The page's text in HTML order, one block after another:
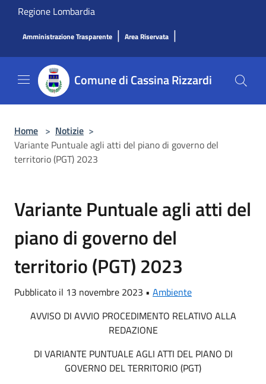
Salta al contenuto principale
Regione Lombardia
Amministrazione Trasparente | Area Riservata |
Comune di Cassina Rizzardi
Home > Notizie >
Variante Puntuale agli atti del piano di governo del
territorio (PGT) 2023
Variante Puntuale agli atti del
piano di governo del
territorio (PGT) 2023
Pubblicato il 13 novembre 2023 • Ambiente
AVVISO DI AVVIO PROCEDIMENTO RELATIVO ALLA
REDAZIONE
DI VARIANTE PUNTUALE AGLI ATTI DEL PIANO DI
GOVERNO DEL TERRITORIO (PGT)